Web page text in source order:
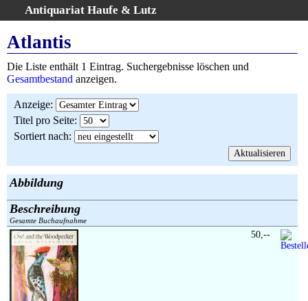
Antiquariat Haufe & Lutz
Home
Gesamtbestand
Kategorien
Schlagwörter
Suchergebnisse
AGB
Widerruf
Über uns
Aktuelle Kataloge
Kontakt
Ankauf
Links
Atlantis
Die Liste enthält 1 Eintrag. Suchergebnisse löschen und
Gesamtbestand anzeigen.
Anzeige:
Titel pro Seite:
Sortiert nach:
Abbildung
Beschreibung
Gesamte Buchaufnahme
50,--